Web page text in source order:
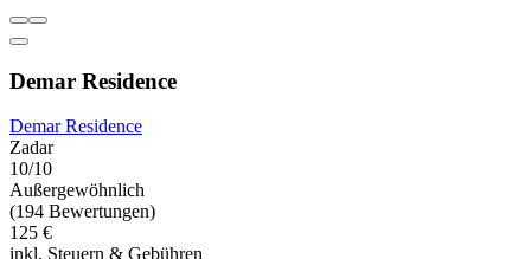
Demar Residence
Demar Residence
Zadar
10/10
Außergewöhnlich
(194 Bewertungen)
125 €
inkl. Steuern & Gebühren